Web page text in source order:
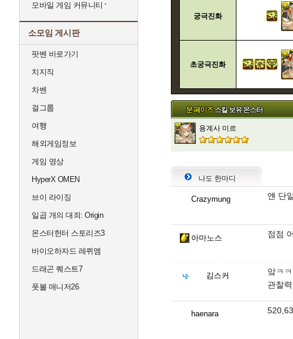
모바일 게임 커뮤니티
소모임 게시판
팟벤 바로가기
치지직
차벤
걸그룹
여행
해외게임정보
게임 영상
HyperX OMEN
브이 라이징
일곱 개의 대죄: Origin
몬스터헌터 스토리즈3
바이오하자드 레퀴엠
드래곤 퀘스트7
풋볼 매니저26
궁극진화
초궁극진화
문 페이즈스킬 보유 몬스터
용계사 미르
나도 한마디
Crazymung 얜 단
아마노스 점점
김스커
앜ㅋ
관찰
haenara